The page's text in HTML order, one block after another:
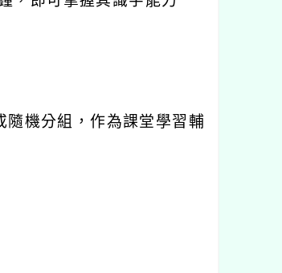
機分組，作為課堂學習輔